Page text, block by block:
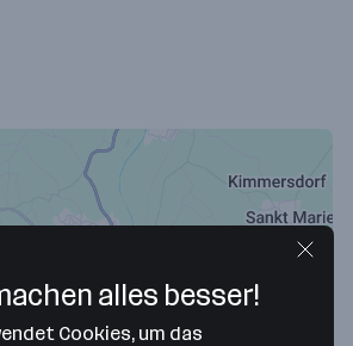
alles besser!
Cookies, um das